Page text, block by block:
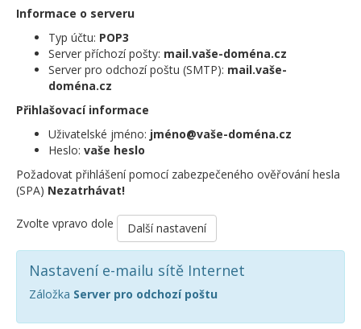
Informace o serveru
Typ účtu: POP3
Server příchozí pošty: mail.vaše-doména.cz
Server pro odchozí poštu (SMTP): mail.vaše-
doména.cz
Přihlašovací informace
Uživatelské jméno: jméno@vaše-doména.cz
Heslo: vaše heslo
Požadovat přihlášení pomocí zabezpečeného ověřování hesla
(SPA) Nezatrhávat!
Zvolte vpravo dole Další nastavení
Nastavení e-mailu sítě Internet
Záložka Server pro odchozí poštu